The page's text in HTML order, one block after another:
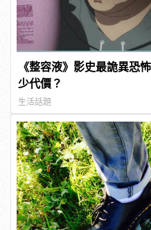
《整容液》影史最詭異恐
少代價？
生活話題